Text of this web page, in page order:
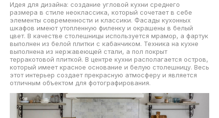
Идея для дизайна: создание угловой кухни среднего
размера в стиле неоклассика, который сочетает в себе
элементы современности и классики. Фасады кухонных
шкафов имеют утопленную филенку и окрашены в белый
цвет. В качестве столешницы используется мрамор, а фартук
выполнен из белой плитки с кабанчиком. Техника на кухне
выполнена из нержавеющей стали, а пол покрыт
терракотовой плиткой. В центре кухни располагается остров,
который имеет красное основание и белую столешницу. Весь
этот интерьер создает прекрасную атмосферу и является
отличным объектом для фотографирования.